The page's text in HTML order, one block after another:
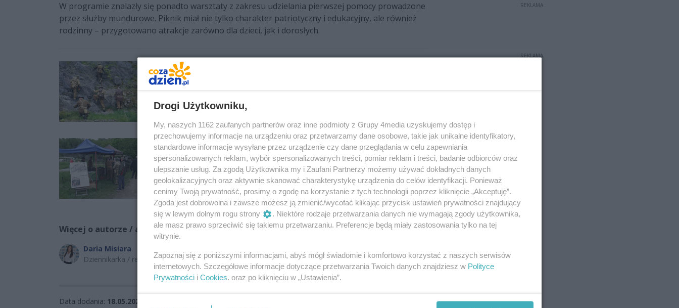
W programie znalazły się ponadto warsztaty z zakresu udzielania pierwszej pomocy prowadzone
przez służby mundurowe. Piknik miał nie tylko charakter patriotyczny i edukacyjny, ale również
rodzinny – przygotowano atrakcje zarówno dla dzieci, jak i dorosłych.
Więcej o autorze / autorach:
Daria Misiara
Dziennikarka / reporterka
Data dodania: 18.05.2026 15:15
REKLAMA
REKLAMA
Drogi Użytkowniku,
My, naszych 1162 zaufanych partnerów oraz inne podmioty z Grupy 4media uzyskujemy dostęp i
przechowujemy informacje na urządzeniu oraz przetwarzamy dane osobowe, takie jak unikalne identyfikatory,
standardowe informacje wysyłane przez urządzenie czy dane przeglądania w celu zapewniania
spersonalizowanych reklam, wybór spersonalizowanych treści, pomiar reklam i treści, badanie odbiorców oraz
ulepszanie usług. Za zgodą Użytkownika my i Zaufani Partnerzy możemy używać dokładnych danych
geolokalizacyjnych oraz aktywnie skanować charakterystykę urządzenia do celów identyfikacji. Ponieważ
cenimy Twoją prywatność, prosimy o zgodę na korzystanie z tych technologii poprzez kliknięcie „Akceptuję”.
Zgoda jest dobrowolna i zawsze możesz ją zmienić/wycofać klikając przycisk ustawień prywatności znajdujący
się w lewym dolnym rogu strony
. Niektóre rodzaje przetwarzania danych nie wymagają zgody użytkownika,
ale masz prawo sprzeciwić się takiemu przetwarzaniu. Preferencje będą miały zastosowania tylko na tej
witrynie.
Zapoznaj się z poniższymi informacjami, abyś mógł świadomie i komfortowo korzystać z naszych serwisów
internetowych. Szczegółowe informacje dotyczące przetwarzania Twoich danych znajdziesz w Polityce
Prywatności i Cookies. oraz po kliknięciu w „Ustawienia”.